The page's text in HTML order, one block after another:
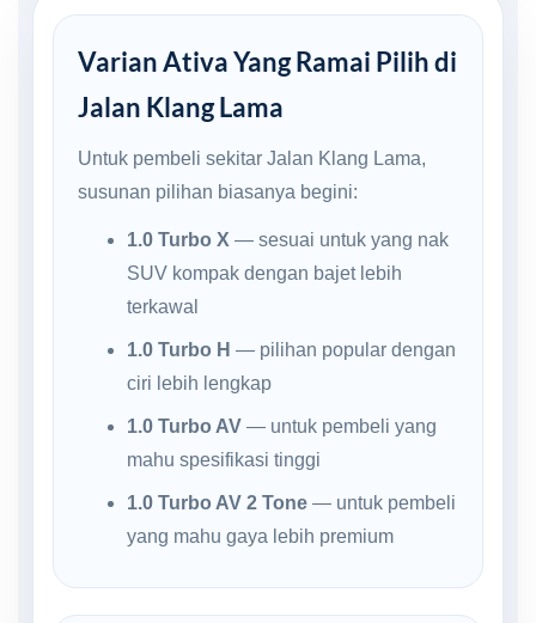
Varian Ativa Yang Ramai Pilih di
Jalan Klang Lama
Untuk pembeli sekitar Jalan Klang Lama,
susunan pilihan biasanya begini:
1.0 Turbo X — sesuai untuk yang nak
SUV kompak dengan bajet lebih
terkawal
1.0 Turbo H — pilihan popular dengan
ciri lebih lengkap
1.0 Turbo AV— untuk pembeli yang
mahu spesifikasi tinggi
1.0 Turbo AV 2 Tone— untuk pembeli
yang mahu gaya lebih premium